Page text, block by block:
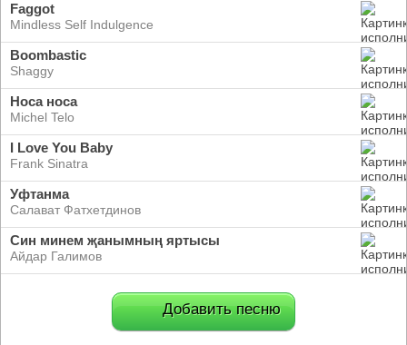
Faggot
Mindless Self Indulgence
Boombastic
Shaggy
Носа носа
Michel Telo
I Love You Baby
Frank Sinatra
Уфтанма
Салават Фатхетдинов
Син минем җанымның яртысы
Айдар Галимов
Добавить песню